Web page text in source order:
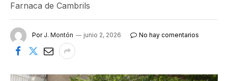
Farnaca de Cambrils
Por J. Montón junio 2, 2026 No hay comentarios